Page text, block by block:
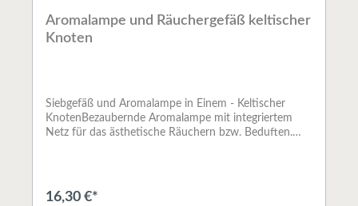
Aromalampe und Räuchergefäß keltischer
Knoten
Siebgefäß und Aromalampe in Einem - Keltischer
KnotenBezaubernde Aromalampe mit integriertem
Netz für das ästhetische Räuchern bzw. Beduften.
blauSieb ø 6 cm
16,30 €*